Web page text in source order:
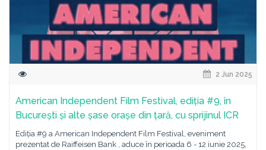
2 Jun 2025
American Independent Film Festival, ediția #9, în
București și alte șase orașe din țară, cu sprijinul ICR
Ediția #9 a American Independent Film Festival, eveniment
prezentat de Raiffeisen Bank , aduce în perioada 6 - 12 iunie 2025,